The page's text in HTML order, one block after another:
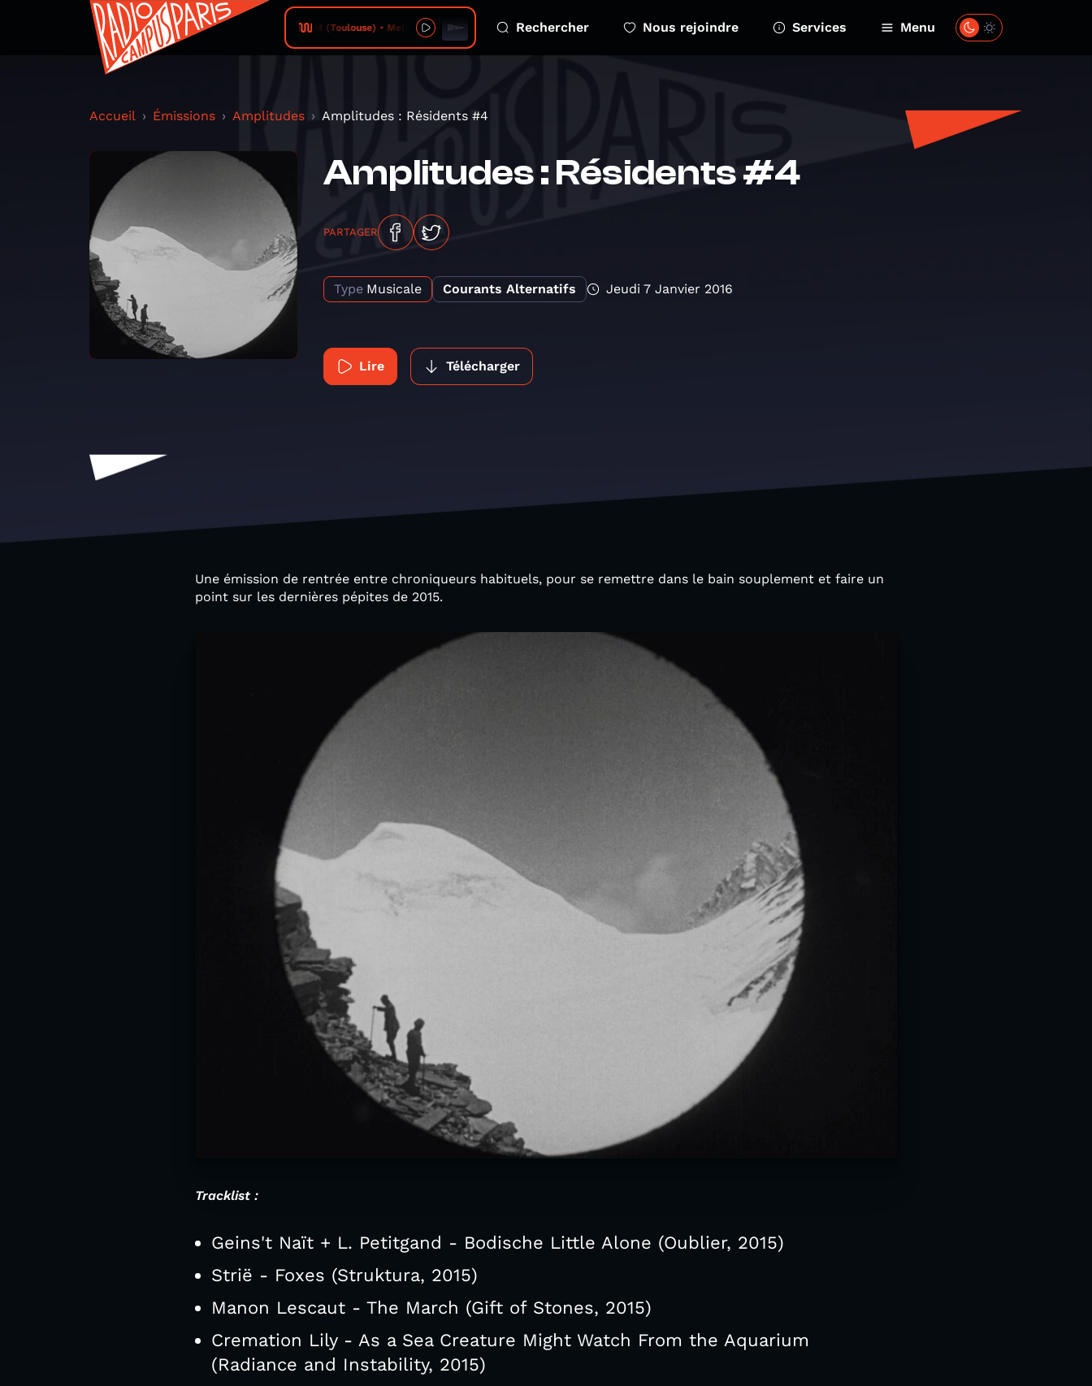
Campus FM (Toulouse) • Melodious Mosaic - 2026-08-07 - no 14Rechercher Nous rejoindre Services Menu
Accueil Émissions Amplitudes Amplitudes : Résidents #4
Amplitudes : Résidents #4
PARTAGER
Type Musicale Courants Alternatifs Jeudi 7 Janvier 2016
Lire Télécharger
Une émission de rentrée entre chroniqueurs habituels, pour se remettre dans le bain souplement et faire un
point sur les dernières pépites de 2015.
Tracklist :
Geins't Naït + L. Petitgand - Bodische Little Alone (Oublier, 2015)
Strië - Foxes (Struktura, 2015)
Manon Lescaut - The March (Gift of Stones, 2015)
Cremation Lily - As a Sea Creature Might Watch From the Aquarium
(Radiance and Instability, 2015)